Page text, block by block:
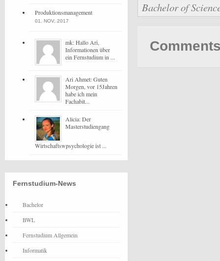
Bachelor of
Produktionsmanagement
01. NOV, 2017
mk: Hallo Ari,
Informationen über
ein Fernstudium in ...
Ari Ahmet: Guten
Morgen, vor 15Jahren
habe ich mein
Fachabit...
Alicia: Der
Masterstudiengang
Wirtschaftswpsychologie ist ...
Fernstudium-News
Bachelor
BWL
Fernstudium Allgemein
Informatik